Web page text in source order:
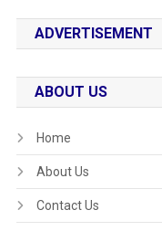
ADVERTISEMENT
ABOUT US
Home
About Us
Contact Us